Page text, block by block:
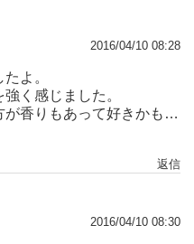
2016/04/10 08:28
よ。
く感じました。
が香りもあって好きかも…
返信
2016/04/10 08:30